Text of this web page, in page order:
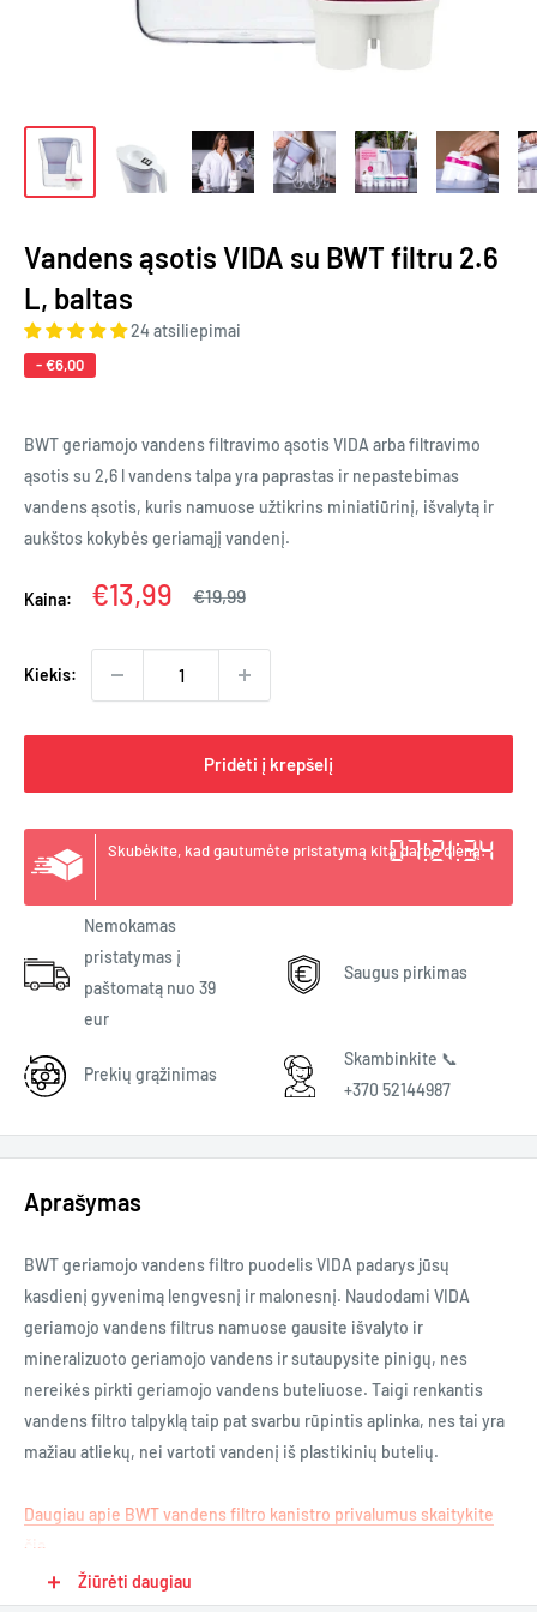
Vandens ąsotis VIDA su BWT filtru 2.6
L, baltas
24 atsiliepimai
-€6,00
BWT geriamojo vandens filtravimo ąsotis VIDA arba filtravimo
ąsotis su 2,6 l vandens talpa yra paprastas ir nepastebimas
vandens ąsotis, kuris namuose užtikrins miniatiūrinį, išvalytą ir
aukštos kokybės geriamąjį vandenį.
Kaina: Kaina
€13,99
Įprasta
€19,99
Kiekis:
Pridėti į krepšelį
Skubėkite, kad gautumėte pristatymą kitą darbo dieną:
07:21:33
Nemokamas
pristatymas į
paštomatą nuo 39
eur
Saugus pirkimas
Prekių grąžinimas
Skambinkite 📞
+370 52144987
Aprašymas
BWT geriamojo vandens filtro puodelis VIDA padarys jūsų
kasdienį gyvenimą lengvesnį ir malonesnį. Naudodami VIDA
geriamojo vandens filtrus namuose gausite išvalyto ir
mineralizuoto geriamojo vandens ir sutaupysite pinigų, nes
nereikės pirkti geriamojo vandens buteliuose. Taigi renkantis
vandens filtro talpyklą taip pat svarbu rūpintis aplinka, nes tai yra
mažiau atliekų, nei vartoti vandenį iš plastikinių butelių.
Daugiau apie BWT vandens filtro kanistro privalumus skaitykite
čia.
Vandens filtro kanistras turi keičiamus ir pritaikomus filtrus,
Žiūrėti daugiau